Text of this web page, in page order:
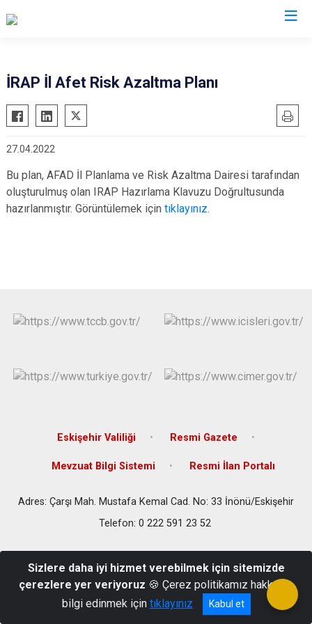
Alpu
Beylikova
Çifteler
Günyüzü
Han
Seyitgazi
Sivrihisar
Odunpazarı
İRAP İl Afet Risk Azaltma Planı
27.04.2022
Bu plan, AFAD İl Planlama ve Risk Azaltma Dairesi tarafından
oluşturulmuş olan IRAP Hazırlama Klavuzu Doğrultusunda
hazırlanmıştır. Görüntülemek için tıklayınız.
Eskişehir Valiliği Resmi Gazete
Mevzuat Bilgi Sistemi Resmi İlan Portalı
Adres: Çarşı Mah. Mustafa Kemal Cad. No: 33 İnönü/Eskişehir
Telefon: 0 222 591 23 52
Sizlere daha iyi hizmet verebilmek için sitemizde
çerezlere yer veriyoruz 🍪 Çerez politikamız hakkında
bilgi edinmek için tıklayınız Kabul et